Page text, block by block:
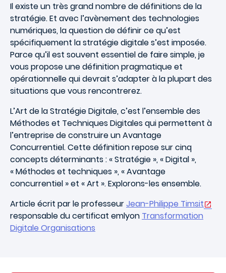
Il existe un très grand nombre de définitions de la
stratégie. Et avec l’avènement des technologies
numériques, la question de définir ce qu’est
spécifiquement la stratégie digitale s’est imposée.
Parce qu’il est souvent essentiel de faire simple, je
vous propose une définition pragmatique et
opérationnelle qui devrait s’adapter à la plupart des
situations que vous rencontrerez.
L’Art de la Stratégie Digitale, c’est l’ensemble des
Méthodes et Techniques Digitales qui permettent à
l’entreprise de construire un Avantage
Concurrentiel. Cette définition repose sur cinq
concepts déterminants : « Stratégie », « Digital »,
« Méthodes et techniques », « Avantage
concurrentiel » et « Art ». Explorons-les ensemble.
Article écrit par le professeurJean-Philippe Timsit
responsable du certificat emlyon Transformation
Digitale Organisations